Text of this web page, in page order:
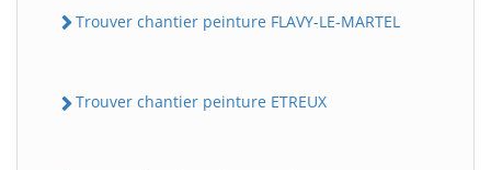
Trouver chantier peinture FLAVY-LE-MARTEL
Trouver chantier peinture ETREUX